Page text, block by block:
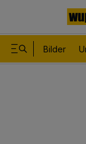
Bilder